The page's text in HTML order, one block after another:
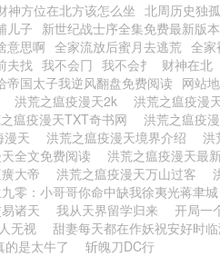
神方位在北方该怎么坐 北周历史独孤
儿子 新世纪战士序全集免费最新版本
意思啊 全家流放后蜜月去逃荒 全家
夫找 我不会冂 我不会扌 财神在北
帝国太子我逆风翻盘免费阅读 网站
洪荒之瘟疫漫天2k 洪荒之瘟疫漫
瘟疫漫天TXT奇书网 洪荒之瘟疫
漫天 洪荒之瘟疫漫天境界介绍 洪
全文免费阅读 洪荒之瘟疫漫天最
大帝 洪荒之瘟疫漫天万山过客
零：小哥哥你命中缺我徐夷光蒋聿城
诸天 我从天界留学归来 开局一
无视
甜妻每天都在作妖祝安好时
的是太牛了 斩魄刀DC行